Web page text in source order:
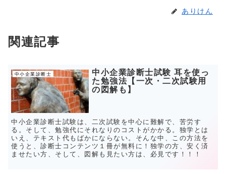
ありけん
関連記事
中小企業診断士
中小企業診断士試験 耳を使っ
た勉強法【一次・二次試験用
の図解も】
中小企業診断士試験は、二次試験を中心に難解で、苦労す
る。そして、勉強代にそれなりのコストがかかる。独学とは
いえ、テキスト代もばかにならない。そんな中、この方法を
使うと、診断士コンテンツ１冊が無料に！独学の方、安く済
ませたい方、そして、図解も見たい方は、必見です！！！